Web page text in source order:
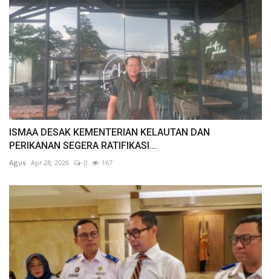
ISMAA DESAK KEMENTERIAN KELAUTAN DAN
PERIKANAN SEGERA RATIFIKASI...
Agus Apr 28, 2026 0 167